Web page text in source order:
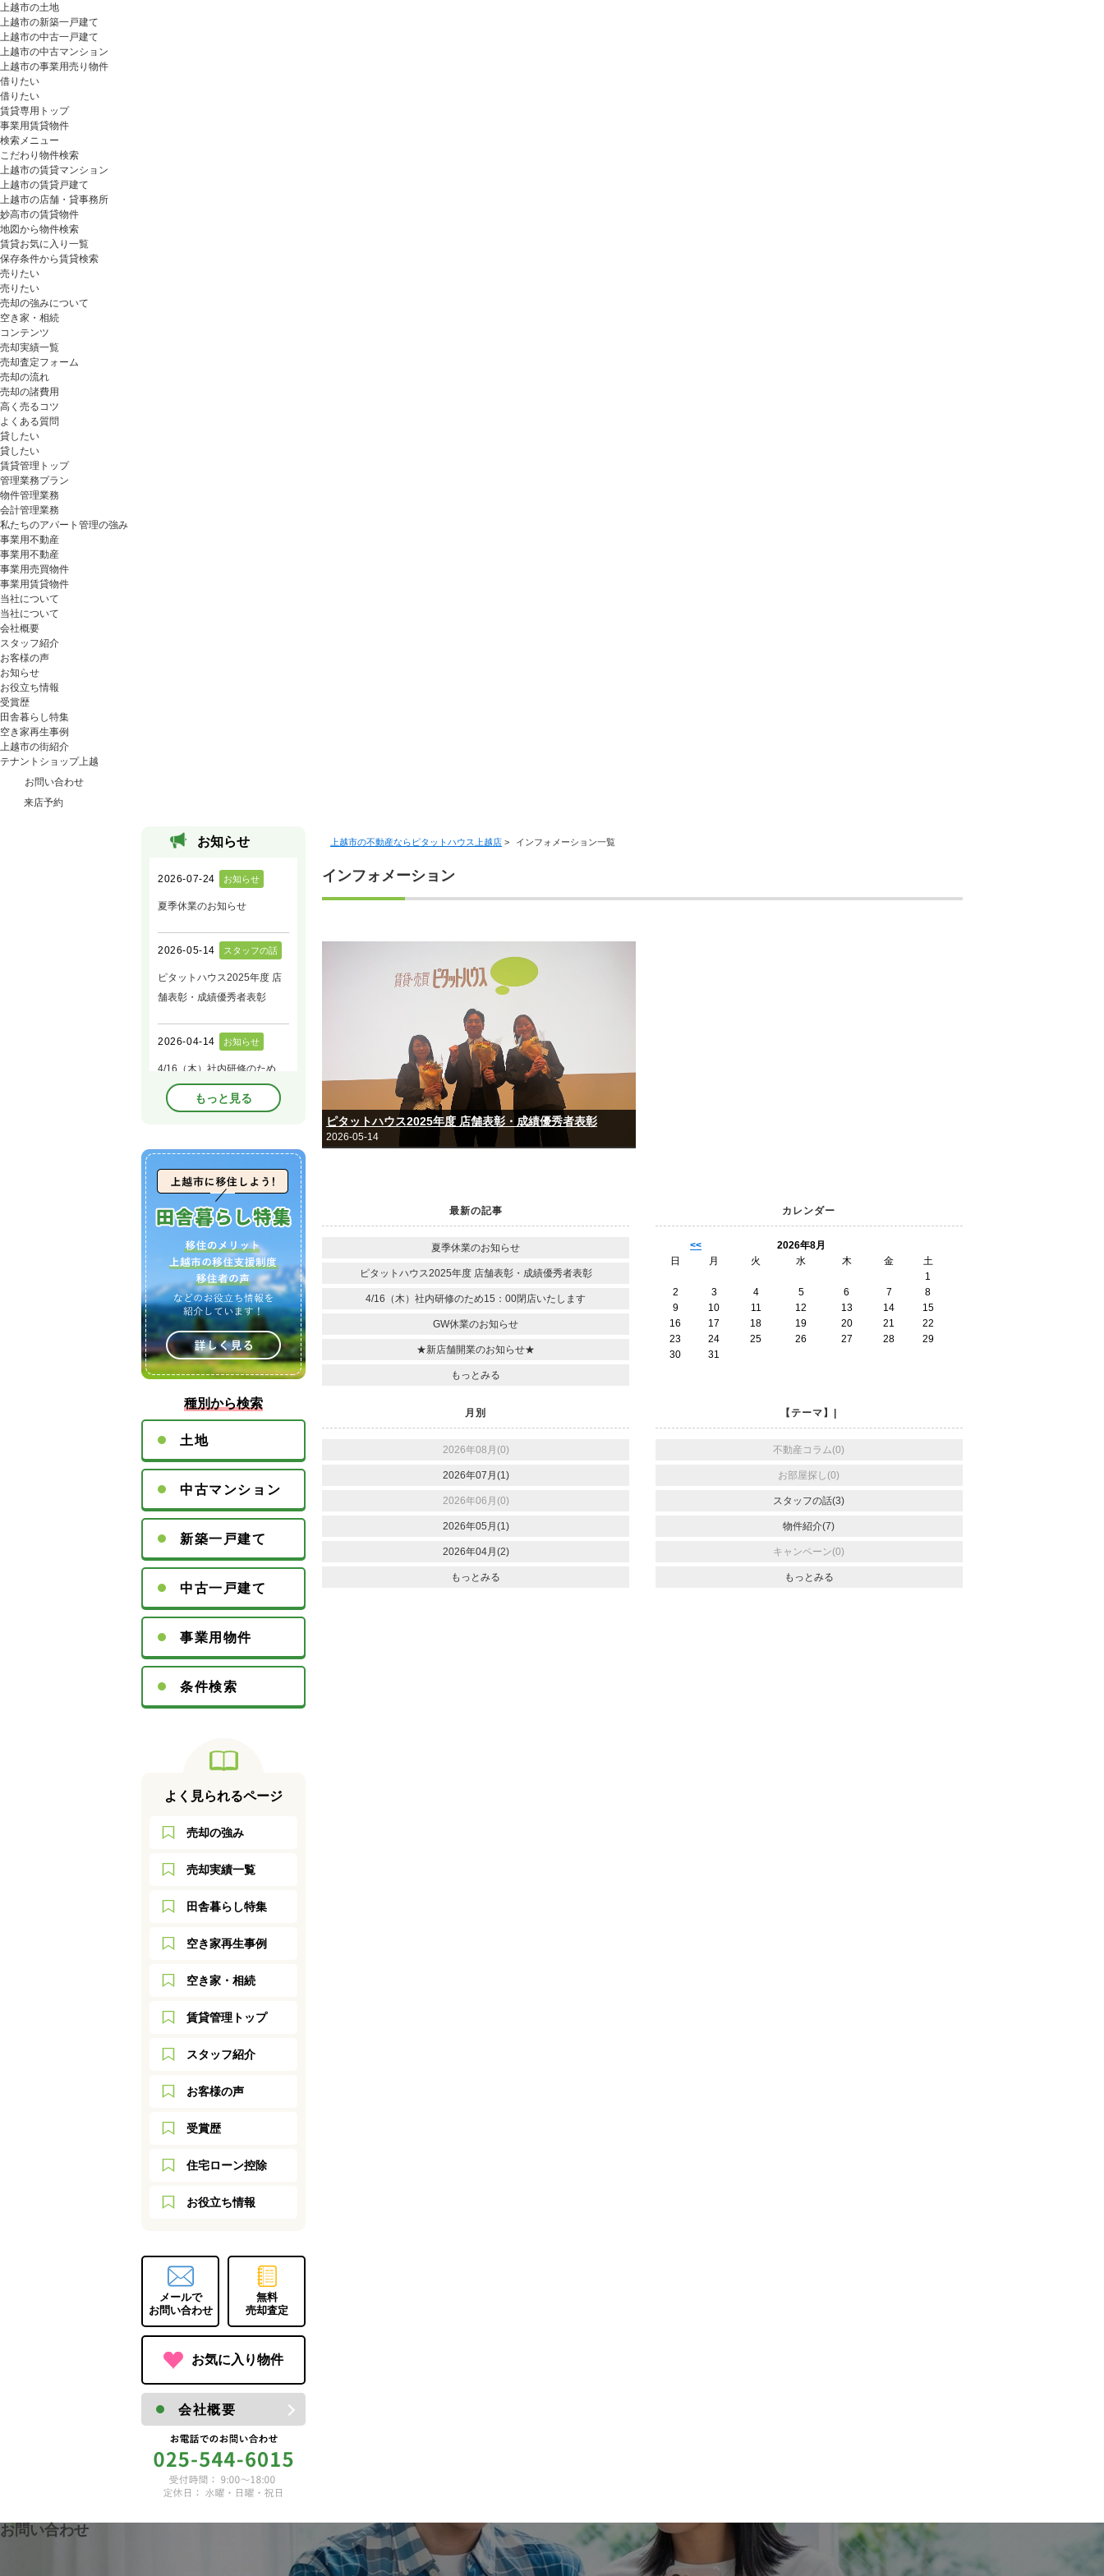
上越市の土地
上越市の新築一戸建て
上越市の中古一戸建て
上越市の中古マンション
上越市の事業用売り物件
借りたい
借りたい
賃貸専用トップ
事業用賃貸物件
検索メニュー
こだわり物件検索
上越市の賃貸マンション
上越市の賃貸戸建て
上越市の店舗・貸事務所
妙高市の賃貸物件
地図から物件検索
賃貸お気に入り一覧
保存条件から賃貸検索
売りたい
売りたい
売却の強みについて
空き家・相続
コンテンツ
売却実績一覧
売却査定フォーム
売却の流れ
売却の諸費用
高く売るコツ
よくある質問
貸したい
貸したい
賃貸管理トップ
管理業務プラン
物件管理業務
会計管理業務
私たちのアパート管理の強み
事業用不動産
事業用不動産
事業用売買物件
事業用賃貸物件
当社について
当社について
会社概要
スタッフ紹介
お客様の声
お知らせ
お役立ち情報
受賞歴
田舎暮らし特集
空き家再生事例
上越市の街紹介
テナントショップ上越
お問い合わせ
来店予約
上越市の不動産ならピタットハウス上越店 > インフォメーション一覧
インフォメーション
ピタットハウス2025年度 店舗表彰・成績優秀者表彰
2026-05-14
最新の記事
夏季休業のお知らせ
ピタットハウス2025年度 店舗表彰・成績優秀者表彰
4/16（木）社内研修のため15：00閉店いたします
GW休業のお知らせ
★新店舗開業のお知らせ★
もっとみる
カレンダー
<<
2026年8月
日
月 火 水 木 金
土
1
2
3 4 5 6 7
8
9
10 11 12 13 14
15
16
17 18 19 20 21
22
23
24 25 26 27 28
29
30
31
月別
2026年08月(0)
2026年07月(1)
2026年06月(0)
2026年05月(1)
2026年04月(2)
もっとみる
【テーマ】|
不動産コラム(0)
お部屋探し(0)
スタッフの話(3)
物件紹介(7)
キャンペーン(0)
もっとみる
お知らせ
もっと見る
種別から検索
土地
中古マンション
新築一戸建て
中古一戸建て
事業用物件
条件検索
よく見られるページ
売却の強み
売却実績一覧
田舎暮らし特集
空き家再生事例
空き家・相続
賃貸管理トップ
スタッフ紹介
お客様の声
受賞歴
住宅ローン控除
お役立ち情報
メールで
お問い合わせ
無料
売却査定
お気に入り物件
会社概要
お問い合わせ